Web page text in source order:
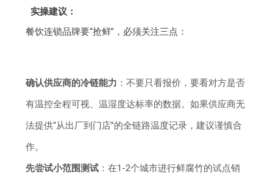
实操建议：
餐饮连锁品牌要“抢鲜”，必须关注三点：
确认供应商的冷链能力 ：不要只看报价，要看对方是否
有温控全程可视、温湿度达标率的数据。如果供应商无
法提供“从出厂到门店”的全链路温度记录，建议谨慎合
作。
先尝试小范围测试 ：在1-2个城市进行鲜腐竹的试点销